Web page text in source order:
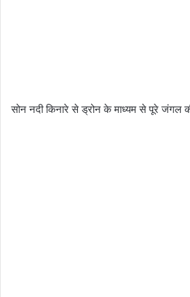
सोन नदी किनारे से ड्रोन के माध्यम से पूरे जंगल